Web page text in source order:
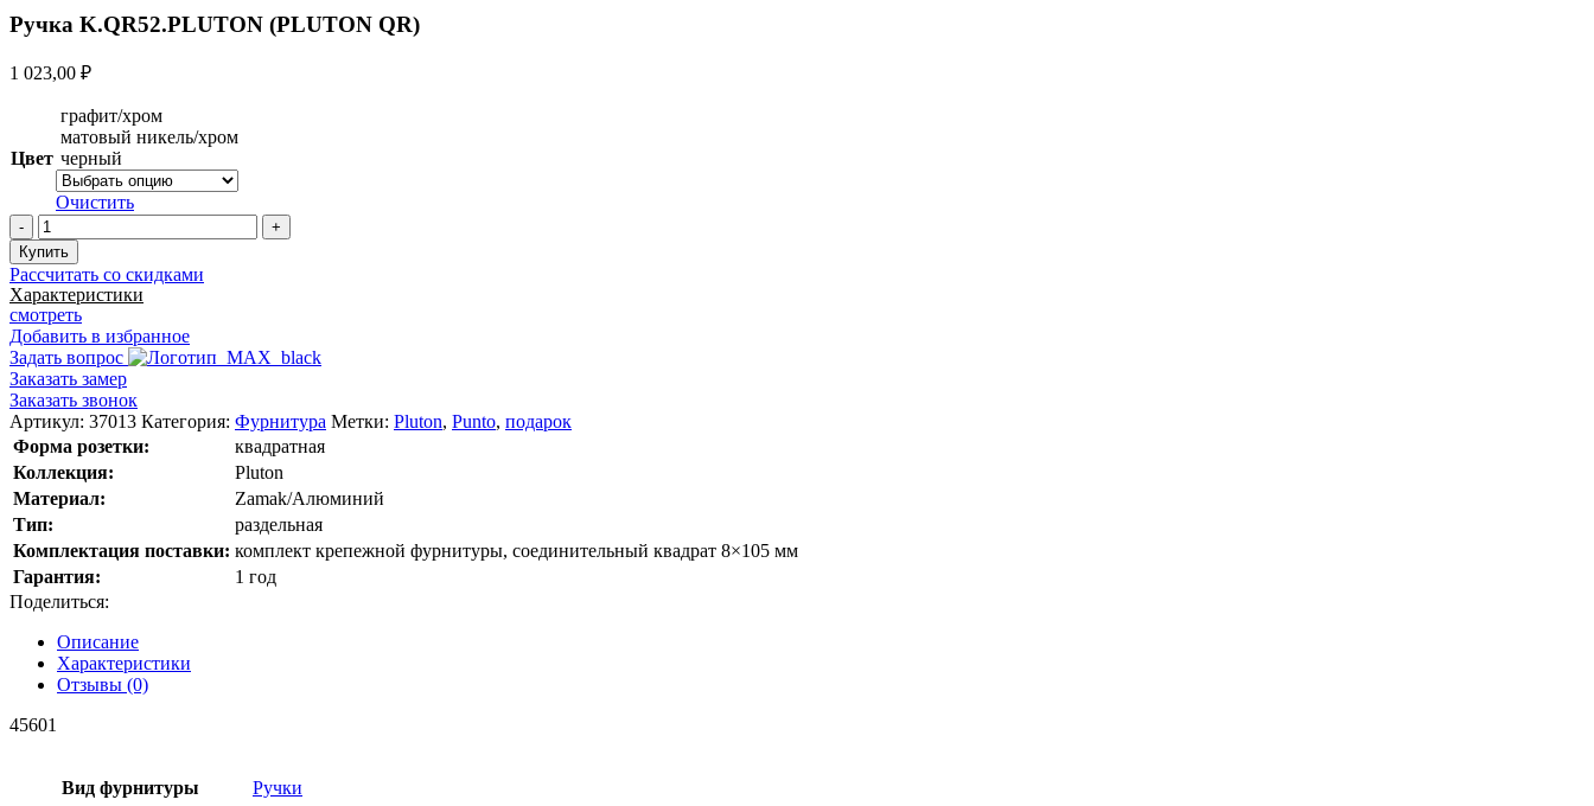
Ручка K.QR52.PLUTON (PLUTON QR)
1 023,00 ₽
Цвет
графит/хром
матовый никель/хром
черный
Очистить
Количество
товара
Ручка
K.QR52.PLUTON
(PLUTON
QR)
Купить
Рассчитать со скидками
Характеристики
смотреть
Добавить в избранное
Задать вопрос
Заказать замер
Заказать звонок
Артикул: 37013 Категория: Фурнитура Метки: Pluton, Punto, подарок
Форма розетки:
квадратная
Коллекция:
Pluton
Материал:
Zamak/Алюминий
Тип:
раздельная
Комплектация поставки: комплект крепежной фурнитуры, соединительный квадрат 8×105 мм
Гарантия:
1 год
Поделиться:
Описание
Характеристики
Отзывы (0)
45601
Вид фурнитуры Ручки